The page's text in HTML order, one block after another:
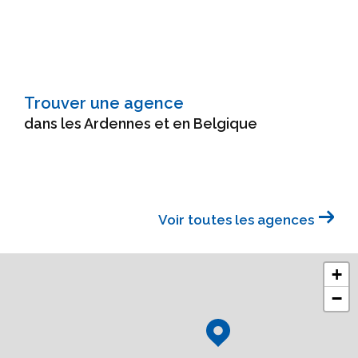
Trouver une agence
dans les Ardennes et en Belgique
Voir toutes les agences
+
−